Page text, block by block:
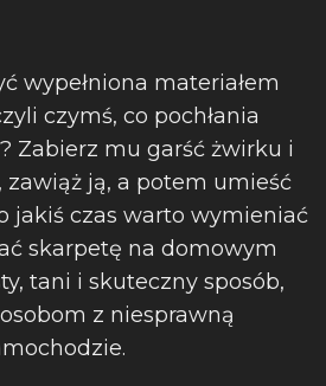
wypełniona materiałem
czymś, co pochłania
Zabierz mu garść żwirku i
zawiąż ją, a potem umieść
jakiś czas warto wymieniać
skarpetę na domowym
tani i skuteczny sposób,
z niesprawną